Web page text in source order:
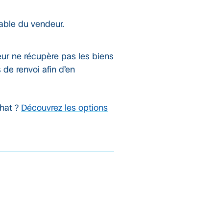
du vendeur.
ne récupère pas les biens
renvoi afin d’en
? Découvrez les options